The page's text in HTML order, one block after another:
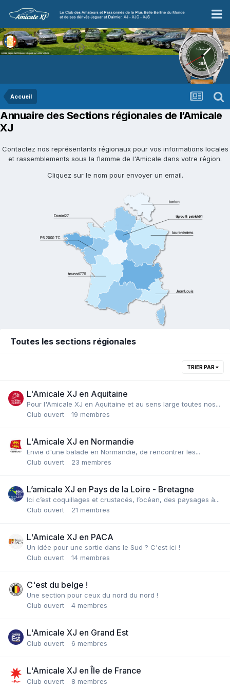
Accueil
Annuaire des Sections régionales de l’Amicale
XJ
Contactez nos représentants régionaux pour vos informations locales
et rassemblements sous la flamme de l'Amicale dans votre région.
Cliquez sur le nom pour envoyer un email.
Toutes les sections régionales
TRIER PAR
L'Amicale XJ en Aquitaine
Pour l'Amicale XJ en Aquitaine et au sens large toutes nos...
Club ouvert
19 membres
L'Amicale XJ en Normandie
Envie d'une balade en Normandie, de rencontrer les...
Club ouvert
23 membres
L’amicale XJ en Pays de la Loire - Bretagne
Ici c’est coquillages et crustacés, l’océan, des paysages à...
Club ouvert
21 membres
L'Amicale XJ en PACA
Un idée pour une sortie dans le Sud ? C'est ici !
Club ouvert
14 membres
C'est du belge !
Une section pour ceux du nord du nord !
Club ouvert
4 membres
L'Amicale XJ en Grand Est
Club ouvert 6 membres
L'Amicale XJ en Île de France
Club ouvert 8 membres